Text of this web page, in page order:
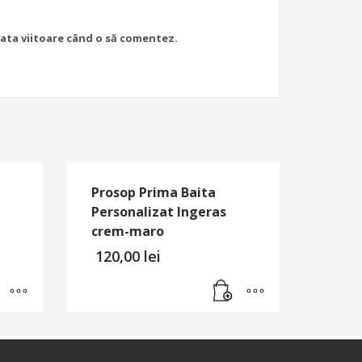
viitoare când o să comentez.
Prosop Prima Baita
Personalizat Ingeras
crem-maro
120,00 lei